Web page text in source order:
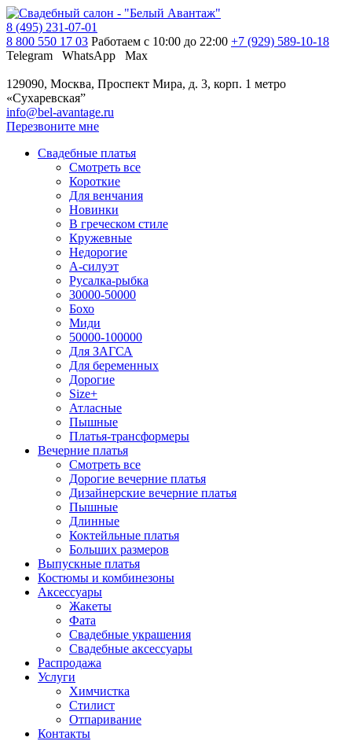
8 (495) 231-07-01
8 800 550 17 03 Работаем с 10:00 до 22:00 +7 (929) 589-10-18
Telegram
WhatsApp Max
129090, Москва, Проспект Мира, д. 3, корп. 1 метро
«Сухаревская”
info@bel-avantage.ru
Перезвоните мне
Свадебные платья
Смотреть все
Короткие
Для венчания
Новинки
В греческом стиле
Кружевные
Недорогие
А-силуэт
Русалка-рыбка
30000-50000
Бохо
Миди
50000-100000
Для ЗАГСА
Для беременных
Дорогие
Size+
Атласные
Пышные
Платья-трансформеры
Вечерние платья
Смотреть все
Дорогие вечерние платья
Дизайнерские вечерние платья
Пышные
Длинные
Коктейльные платья
Больших размеров
Выпускные платья
Костюмы и комбинезоны
Аксессуары
Жакеты
Фата
Свадебные украшения
Свадебные аксессуары
Распродажа
Услуги
Химчистка
Стилист
Отпаривание
Контакты